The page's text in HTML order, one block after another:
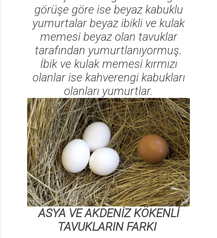
görüşe göre ise beyaz kabuklu
yumurtalar beyaz ibikli ve kulak
memesi beyaz olan tavuklar
tarafından yumurtlanıyormuş.
İbik ve kulak memesi kırmızı
olanlar ise kahverengi kabukları
olanları yumurtlar.
ASYA VE AKDENİZ KÖKENLİ
TAVUKLARIN FARKI